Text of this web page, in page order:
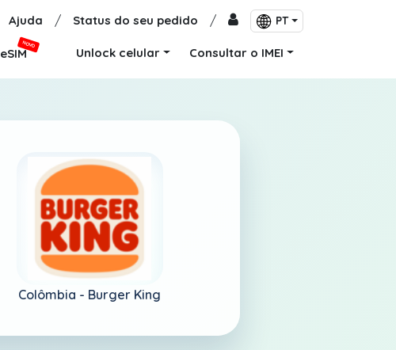
Ajuda / Status do seu pedido / PT
eSIM
NOVO
Unlock celular Consultar o IMEI
Colômbia - Burger King